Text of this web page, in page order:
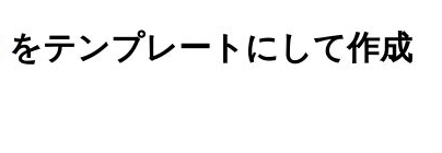
をテンプレートにして作成